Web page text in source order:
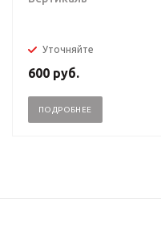
Уточняйте
600 руб.
ПОДРОБНЕЕ